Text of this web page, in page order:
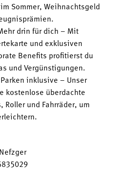
Sommer, Weihnachtsgeld
drin für dich – Mit
und exklusiven
Benefits profitierst du
und Vergünstigungen.
inklusive – Unser
kostenlose überdachte
Roller und Fahrräder, um